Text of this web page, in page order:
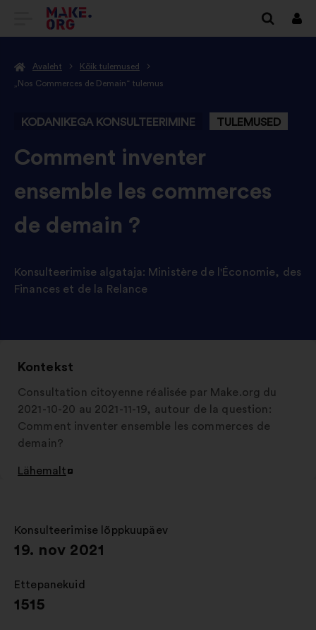
SAIDI
AVALEHELE
Logi
Avaleht
Kõik tulemused
„Nos Commerces de Demain“ tulemus
KODANIKEGA KONSULTEERIMINE TULEMUSED
-
Comment inventer
ensemble les commerces
de demain ?
Konsulteerimise algataja: Ministère de l'Économie, des
Finances et de la Relance
Kontekst
Consultation citoyenne réalisée par Make.org du
2021-10-20 au 2021-11-19, autour de la question:
Comment inventer ensemble les commerces de
demain?
Lähemalt
Avamine
Konsulteerimise lõppkuupäev
:
19. nov 2021
Ettepanekuid
:
1515